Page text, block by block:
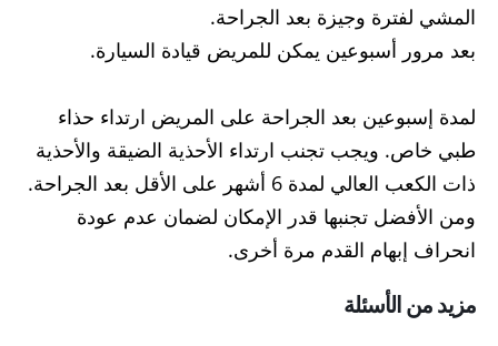
المشي لفترة وجيزة بعد الجراحة.
بعد مرور أسبوعين يمكن للمريض قيادة السيارة.
لمدة إسبوعين بعد الجراحة على المريض ارتداء حذاء
طبي خاص. ويجب تجنب ارتداء الأحذية الضيقة والأحذية
ذات الكعب العالي لمدة 6 أشهر على الأقل بعد الجراحة.
ومن الأفضل تجنبها قدر الإمكان لضمان عدم عودة
انحراف إبهام القدم مرة أخرى.
مزيد من الأسئلة